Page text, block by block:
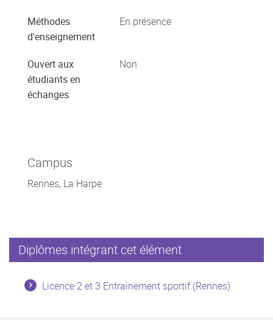
Méthodes
d'enseignement
En présence
Ouvert aux
étudiants en
échanges
Non
Campus
Rennes, La Harpe
Diplômes intégrant cet élément
Licence 2 et 3 Entrainement sportif (Rennes)